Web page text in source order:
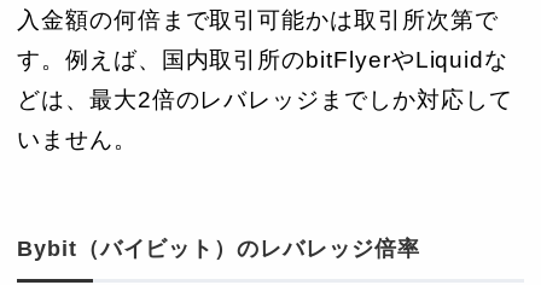
入金額の何倍まで取引可能かは取引所次第で
す。例えば、国内取引所のbitFlyerやLiquidな
どは、最大2倍のレバレッジまでしか対応して
いません。
Bybit（バイビット）のレバレッジ倍率